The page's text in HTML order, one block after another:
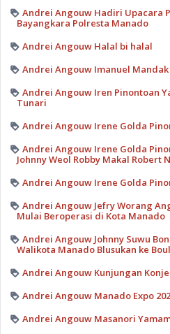
Andrei Angouw Hadiri Upacara
Bayangkara Polresta Manado
Andrei Angouw Halal bi halal
Andrei Angouw Imanuel Mandak
Andrei Angouw Iren Pinontoan
Tunari
Andrei Angouw Irene Golda
Andrei Angouw Irene Golda
Johnny Weol Robby Makal Robert
Andrei Angouw Irene Golda
Andrei Angouw Jefry Worang
Mulai Beroperasi di Kota Manado
Andrei Angouw Johnny Suwu
Walikota Manado Blusukan ke
Andrei Angouw Kunjungan
Andrei Angouw Manado Expo
Andrei Angouw Masanori